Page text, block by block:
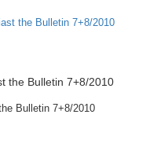
the Bulletin 7+8/2010
Bulletin 7+8/2010